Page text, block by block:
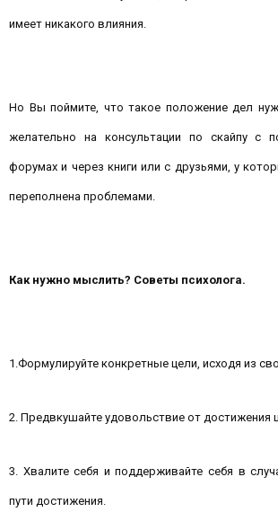
имеет никакого влияния.
Но Вы поймите, что такое положение дел
желательно на консультации по скайпу с
форумах и через книги или с друзьями, у
переполнена проблемами.
Как нужно мыслить? Советы психолога.
1.Формулируйте конкретные цели, исходя из
2. Предвкушайте удовольствие от достижения
3. Хвалите себя и поддерживайте себя в
пути достижения.